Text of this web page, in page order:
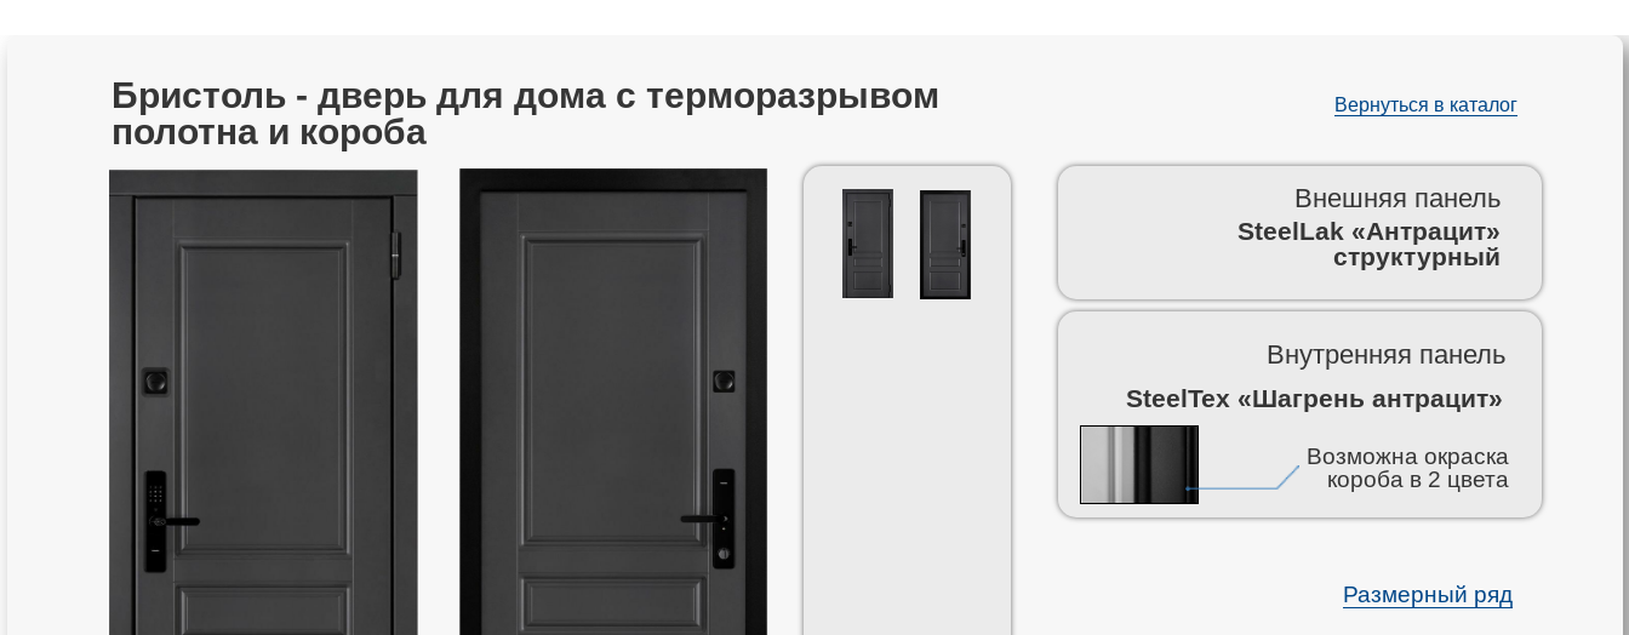
Бристоль - дверь для дома с терморазрывом
полотна и короба
SteelLak «Антрацит»
структурный
Внешняя панель
SteelTex «Шагрень антрацит»
Внутренняя панель
Размерный ряд
Возможна окраска
короба в 2 цвета
Вернуться в каталог